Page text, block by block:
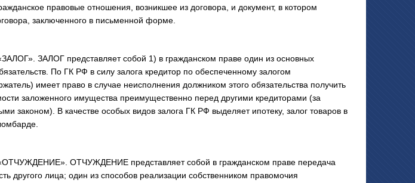
правовые отношения, возникшее из договора, и документ, в котором
заключенного в письменной форме.
ЗАЛОГ представляет собой 1) в гражданском праве один из основных
По ГК РФ в силу залога кредитор по обеспеченному залогом
имеет право в случае неисполнения должником этого обязательства получить
заложенного имущества преимущественно перед другими кредиторами (за
законом). В качестве особых видов залога ГК РФ выделяет ипотеку, залог товаров в
ОТЧУЖДЕНИЕ представляет собой в гражданском праве передача
другого лица; один из способов реализации собственником правомочия